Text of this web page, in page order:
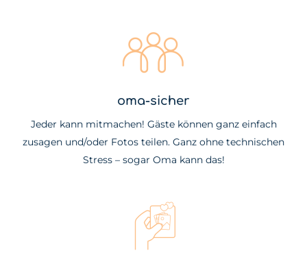
oma-sicher
Jeder kann mitmachen! Gäste können ganz einfach
zusagen und/oder Fotos teilen. Ganz ohne technischen
Stress – sogar Oma kann das!